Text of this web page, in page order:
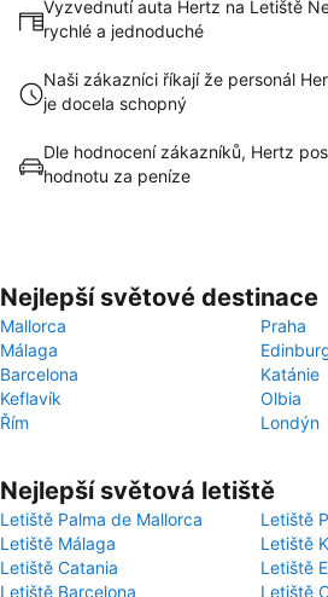
Vyzvednutí auta Hertz na Letiště
rychlé a jednoduché
Naši zákazníci říkají že personál
je docela schopný
Dle hodnocení zákazníků, Hertz
hodnotu za peníze
Nejlepší světové destinace
Mallorca
Praha
Málaga
Barcelona
Katánie
Keflavík
Olbia
Řím
Londýn
Nejlepší světová letiště
Letiště Palma de Mallorca
Letiště
Letiště Málaga
Letiště
Letiště Catania
Letiště
Letiště Barcelona
Letiště